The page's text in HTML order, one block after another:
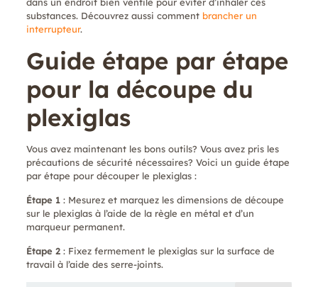
substances. Découvrez aussi comment brancher un
interrupteur.
Guide étape par étape
pour la découpe du
plexiglas
Vous avez maintenant les bons outils? Vous avez pris les
précautions de sécurité nécessaires? Voici un guide étape
par étape pour découper le plexiglas :
Étape 1: Mesurez et marquez les dimensions de découpe
sur le plexiglas à l’aide de la règle en métal et d’un
marqueur permanent.
Étape 2: Fixez fermement le plexiglas sur la surface de
travail à l’aide des serre-joints.